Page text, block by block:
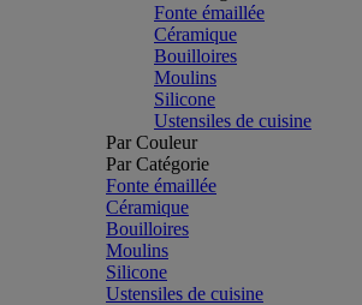
Fonte émaillée
Céramique
Bouilloires
Moulins
Silicone
Ustensiles de cuisine
Par Couleur
Par Catégorie
Fonte émaillée
Céramique
Bouilloires
Moulins
Silicone
Ustensiles de cuisine